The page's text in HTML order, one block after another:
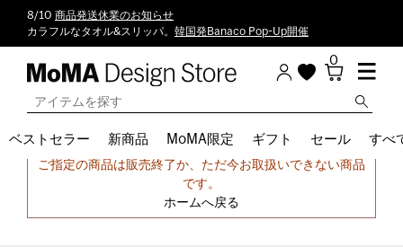
8/10 商品発送休業のお知らせ
カラフルなタオル&スリッパ。 韓国発Banaco Pop-Up開催
0
ベストセラー 新商品 MoMA限定 ギフト セール すべ
申し訳ございません。
ご指定の商品は販売終了か、ただ今お取扱いできない商品
です。
ホームへ戻る